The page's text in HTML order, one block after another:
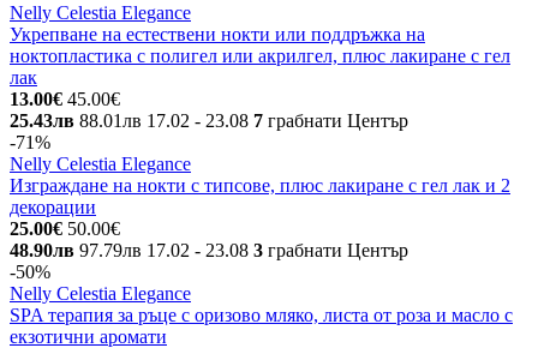
Nelly Celestia Elegance
Укрепване на естествени нокти или поддръжка на
ноктопластика с полигел или акрилгел, плюс лакиране с гел
лак
13.00€ 45.00€
25.43лв 88.01лв 17.02 - 23.08 7 грабнати Център
-71%
Nelly Celestia Elegance
Изграждане на нокти с типсове, плюс лакиране с гел лак и 2
декорации
25.00€ 50.00€
48.90лв 97.79лв 17.02 - 23.08 3 грабнати Център
-50%
Nelly Celestia Elegance
SPA терапия за ръце с оризово мляко, листа от роза и масло с
екзотични аромати